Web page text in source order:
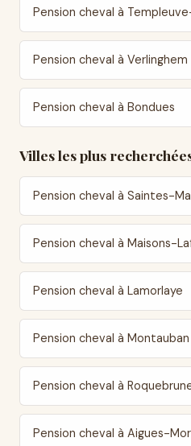
Pension cheval à
Pension cheval à Verlinghem
Pension cheval à Bondues
Villes les plus
Pension cheval à Saintes-
Pension cheval à Maisons-
Pension cheval à Lamorlaye
Pension cheval à Montauban
Pension cheval à
Pension cheval à Aigues-